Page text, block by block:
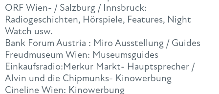
ORF Wien- / Salzburg / Innsbruck:
Radiogeschichten, Hörspiele, Features, Night
Watch usw.
Bank Forum Austria : Miro Ausstellung / Guides
Freudmuseum Wien: Museumsguides
Einkaufsradio:Merkur Markt- Hauptsprecher /
Alvin und die Chipmunks- Kinowerbung
Cineline Wien: Kinowerbung